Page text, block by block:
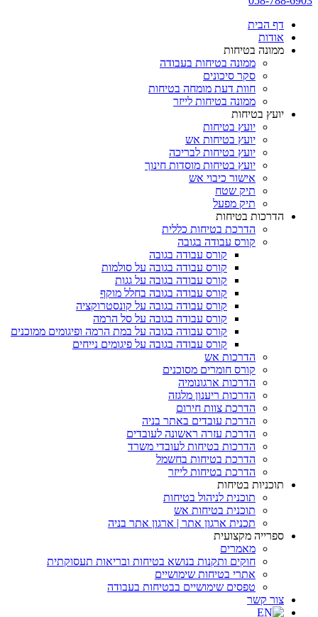
דף הבית
אודות
ממונה בטיחות
ממונה בטיחות בעבודה
סקר סיכונים
חוות דעת מומחה בטיחות
ממונה בטיחות לייזר
יועץ בטיחות
יועץ בטיחות
יועץ בטיחות אש
יועץ בטיחות לבריכה
יועץ בטיחות מוסדות חינוך
אישור כיבוי אש
תיק שטח
תיק מפעל
הדרכות בטיחות
הדרכת בטיחות כללית
קורס עבודה בגובה
קורס עבודה בגובה
קורס עבודה בגובה על סולמות
קורס עבודה בגובה על גגות
קורס עבודה בגובה בחלל מוקף
קורס עבודה בגובה על קונסטרוקציה
קורס עבודה בגובה על סל הרמה
קורס עבודה בגובה על במת הרמה ופיגומים ממוכנים
קורס עבודה בגובה על פיגומים נייחים
הדרכות אש
קורס חומרים מסוכנים
הדרכות ארגונומיה
הדרכות ריענון מלגזה
הדרכת צוות חירום
הדרכת עובדים באתר בניה
הדרכת עזרה ראשונה לעובדים
הדרכות בטיחות לעובדי משרד
הדרכת בטיחות בחשמל
הדרכת בטיחות לייזר
תוכניות בטיחות
תוכנית לניהול בטיחות
תוכנית בטיחות אש
תכנית ארגון אתר | ארגון אתר בניה
ספרייה מקצועית
מאמרים
חוקים ותקנות בנושא בטיחות ובריאות תעסוקתית
אתרי בטיחות שימושיים
טפסים שימושיים בבטיחות בעבודה
צור קשר